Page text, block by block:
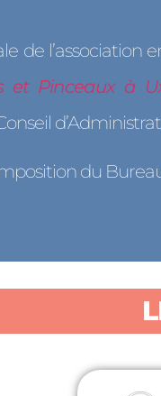
de l’association
et Pinceaux à
du Bureau